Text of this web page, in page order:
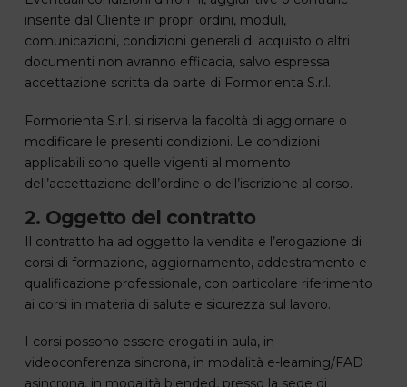
inserite dal Cliente in propri ordini, moduli,
comunicazioni, condizioni generali di acquisto o altri
documenti non avranno efficacia, salvo espressa
accettazione scritta da parte di Formorienta S.r.l.
Formorienta S.r.l. si riserva la facoltà di aggiornare o
modificare le presenti condizioni. Le condizioni
applicabili sono quelle vigenti al momento
dell’accettazione dell’ordine o dell’iscrizione al corso.
2. Oggetto del contratto
Il contratto ha ad oggetto la vendita e l’erogazione di
corsi di formazione, aggiornamento, addestramento e
qualificazione professionale, con particolare riferimento
ai corsi in materia di salute e sicurezza sul lavoro.
I corsi possono essere erogati in aula, in
videoconferenza sincrona, in modalità e-learning/FAD
asincrona, in modalità blended, presso la sede di